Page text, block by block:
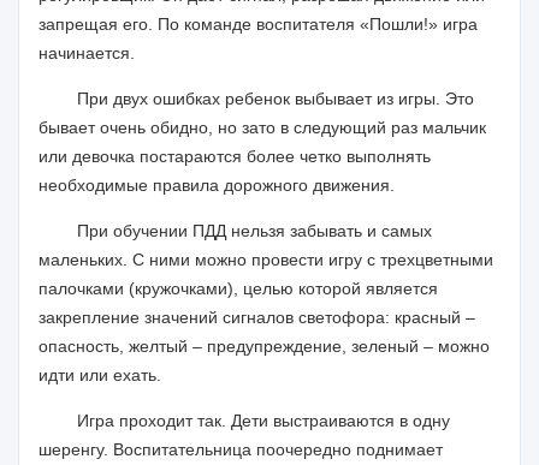
запрещая его. По команде воспитателя «Пошли!» игра
начинается.
При двух ошибках ребенок выбывает из игры. Это
бывает очень обидно, но зато в следующий раз мальчик
или девочка постараются более четко выполнять
необходимые правила дорожного движения.
При обучении ПДД нельзя забывать и самых
маленьких. С ними можно провести игру с трехцветными
палочками (кружочками), целью которой является
закрепление значений сигналов светофора: красный –
опасность, желтый – предупреждение, зеленый – можно
идти или ехать.
Игра проходит так. Дети выстраиваются в одну
шеренгу. Воспитательница поочередно поднимает